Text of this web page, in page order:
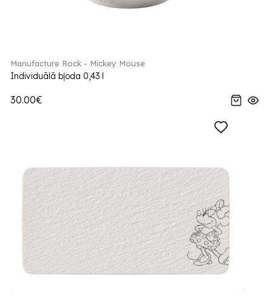
Manufacture Rock - Mickey Mouse
Individuālā bļoda 0,43 l
30.00€